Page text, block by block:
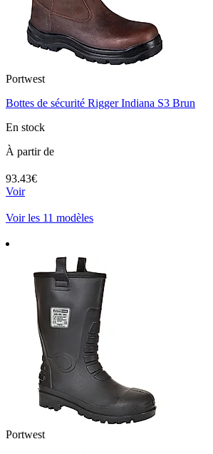
Portwest
Bottes de sécurité Rigger Indiana S3 Brun
En stock
À partir de
93.43€
Voir
Voir les 11 modèles
Portwest